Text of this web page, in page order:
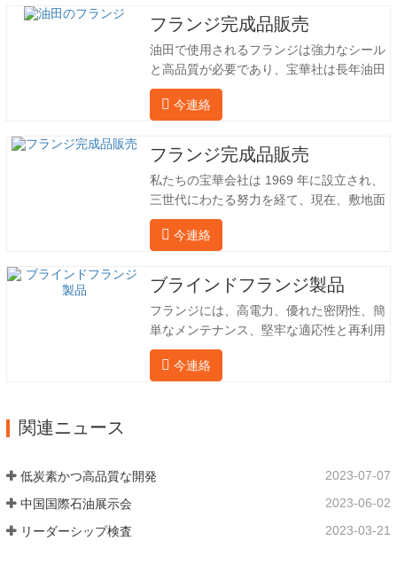
フランジ完成品販売
油田で使用されるフランジは強力なシール
と高品質が必要であり、宝華社は長年油田
でフランジを加工し、間接的に外国（ドイ
ツ、ロシア）に輸出してきました。国内産
客と直接輸出入し、第三者手数料を回避し
て、強力な製品品質と低価格を確保したい
と考えています。以下の表はこの製品の情
報です。以下に当社の簡単な紹介をさせて
いただきます。 材料 4130-75K 硬度 207-
237 内径 57.76 外径 304.65 私たちの宝華
る努力を経て、現在、敷地面積は 50,…
今連絡
フランジ完成品販売
私たちの宝華会社は 1969 年に設立され、
三世代にわたる努力を経て、現在、敷地面
積は 50,000 平方メートル、建築面積は
25,000 平方メートルです。従業員数は
です。鍛造品の年間生産量は3万トン。主
に自動車、油圧機械、風力発電、石油機械
部品、建設機械、鉱業、冶金、造船機械な
どの産業で関連アクセサリーを生産してい
ます。販売される製品は国内外向けです。
同社は独自の技術研究開発組織「張丘宝華
今連絡
ブラインドフランジ製品
フランジには、高電力、優れた密閉性、簡
単なメンテナンス、堅牢な適応性と再利用
性という恩恵があり、パイプラインシステ
ムにとって不可欠かつ不可欠な要素となっ
ル、建物周囲の面積は25,000平方メートル
です。従業員数は 260 名、エンジニアリン
グ技術者は 46 名です。鍛造品の年間生産
今連絡
関連ニュース
低炭素かつ高品質な開発 2023-07-07
中国国際石油展示会 2023-06-02
リーダーシップ検査 2023-03-21